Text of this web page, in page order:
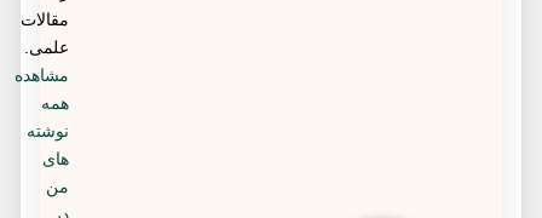
مقالات
علمی.
مشاهده
نوشته